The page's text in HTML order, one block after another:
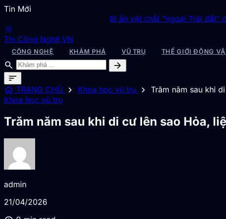
Tin Mới
Bí ẩn vật chất “ngoài Trái đất” được sinh
blur_on
Tin Công Nghệ VN
CÔNG NGHỆ KHÁM PHÁ VŨ TRỤ THẾ GIỚI ĐỘNG
search
arrow_forward
sort
home TRANG CHỦ chevron_right Khoa học vũ trụ chevron_right Trăm năm sau khi
Khoa học vũ trụ
Trăm năm sau khi di cư lên sao Hỏa,
admin
21/04/2026